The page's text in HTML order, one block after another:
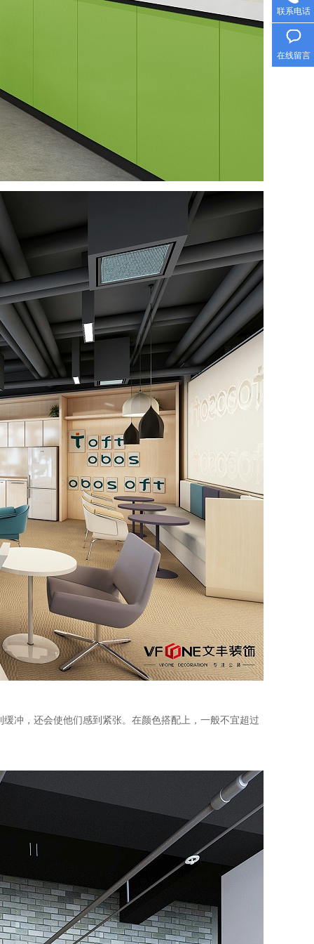
冲，还会使他们感到紧张。在颜色搭配上，一般不宜超过
联系电话
在线留言